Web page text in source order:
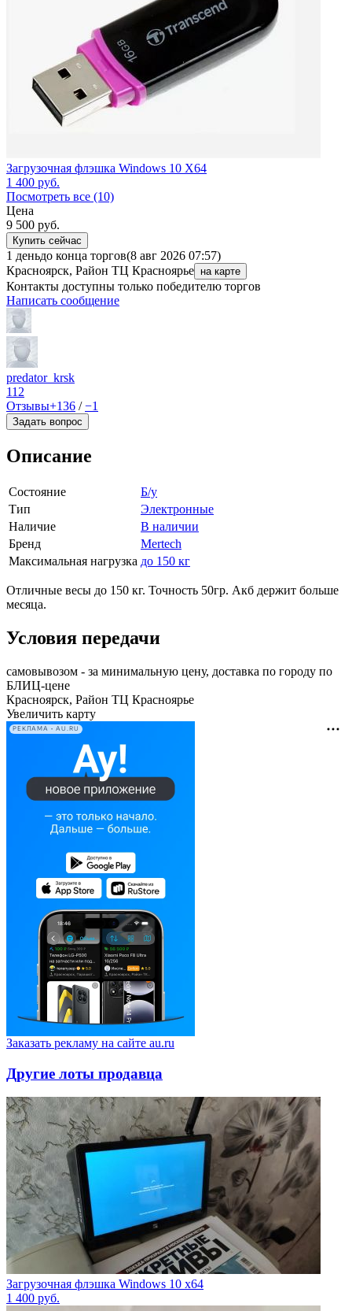
Загрузочная флэшка Windows 10 X64
1 400 руб.
Посмотреть все (10)
Цена
9 500 руб.
Купить сейчас
1 деньдо конца торгов(8 авг 2026 07:57)
Красноярск, Район ТЦ Красноярье на карте
Контакты доступны только победителю торгов
Написать сообщение
predator_krsk
112
Отзывы+136 /−1
Задать вопрос
Описание
Состояние
Б/у
Тип
Электронные
Наличие
В наличии
Бренд
Mertech
Максимальная нагрузка до 150 кг
Отличные весы до 150 кг. Точность 50гр. Акб держит больше
месяца.
Условия передачи
самовывозом - за минимальную цену, доставка по городу по
БЛИЦ-цене
Красноярск, Район ТЦ Красноярье
Увеличить карту
РЕКЛАМА • AU.RU
Заказать рекламу на сайте au.ru
Другие лоты продавца
Загрузочная флэшка Windows 10 x64
1 400 руб.